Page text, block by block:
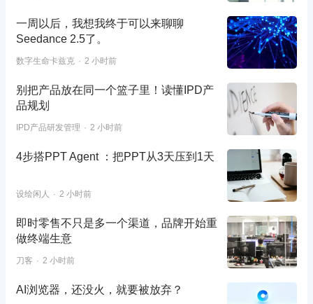
一周以后，我想我终于可以来聊聊
Seedance 2.5了。
数字生命卡兹克 2 小时前
别把产品放在同一个篮子里！读懂IPD产
品规划
IPD产品研发管理 2 小时前
4步搭PPT Agent ：把PPT从3天压到1天
设绘闲人 2 小时前
即时零售不只是多一个渠道，品牌开始重
做终端生意
刀客 2 小时前
AI浏览器，还没火，就要被放弃？